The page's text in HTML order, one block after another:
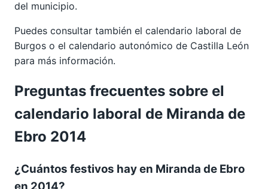
del municipio.
Puedes consultar también el calendario laboral de
Burgos o el calendario autonómico de Castilla León
para más información.
Preguntas frecuentes sobre el
calendario laboral de Miranda de
Ebro 2014
¿Cuántos festivos hay en Miranda de Ebro